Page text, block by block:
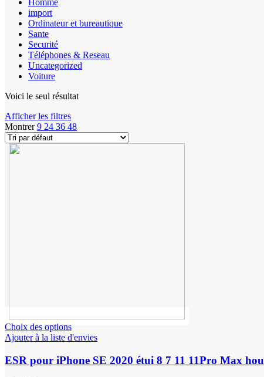
Homme
import
Ordinateur et bureautique
Sante
Securité
Téléphones & Reseau
Uncategorized
Voiture
Voici le seul résultat
Afficher les filtres
Montrer9 24 36 48
Choix des options
Ajouter à la liste d'envies
ESR pour iPhone SE 2020 étui 8 7 11 11Pro Max